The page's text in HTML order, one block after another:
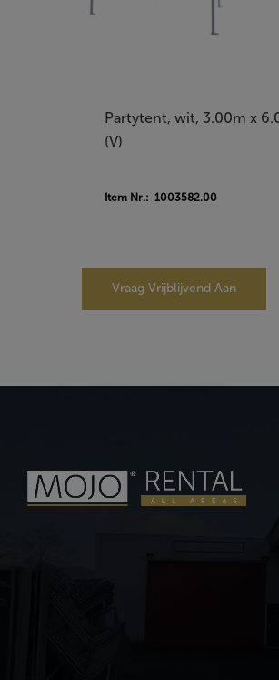
Partytent, wit, 3.00m x
(V)
Item Nr.: 1003582.00
Vraag Vrijblijvend Aan